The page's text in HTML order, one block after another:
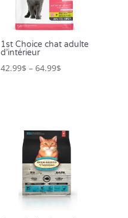
1st Choice chat adulte
d’intérieur
42.99$ – 64.99$